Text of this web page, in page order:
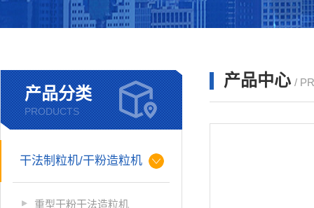
产品分类
PRODUCTS
干法制粒机/干粉造粒机
重型干粉干法造粒机
产品中心 /